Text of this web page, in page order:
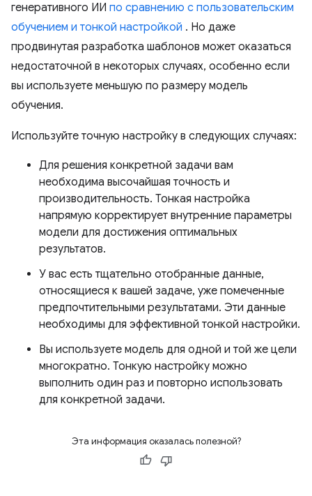
генеративного ИИ по сравнению с пользовательским
обучением и тонкой настройкой . Но даже
продвинутая разработка шаблонов может оказаться
недостаточной в некоторых случаях, особенно если
вы используете меньшую по размеру модель
обучения.
Используйте точную настройку в следующих случаях:
Для решения конкретной задачи вам
необходима высочайшая точность и
производительность. Тонкая настройка
напрямую корректирует внутренние параметры
модели для достижения оптимальных
результатов.
У вас есть тщательно отобранные данные,
относящиеся к вашей задаче, уже помеченные
предпочтительными результатами. Эти данные
необходимы для эффективной тонкой настройки.
Вы используете модель для одной и той же цели
многократно. Тонкую настройку можно
выполнить один раз и повторно использовать
для конкретной задачи.
Эта информация оказалась полезной?